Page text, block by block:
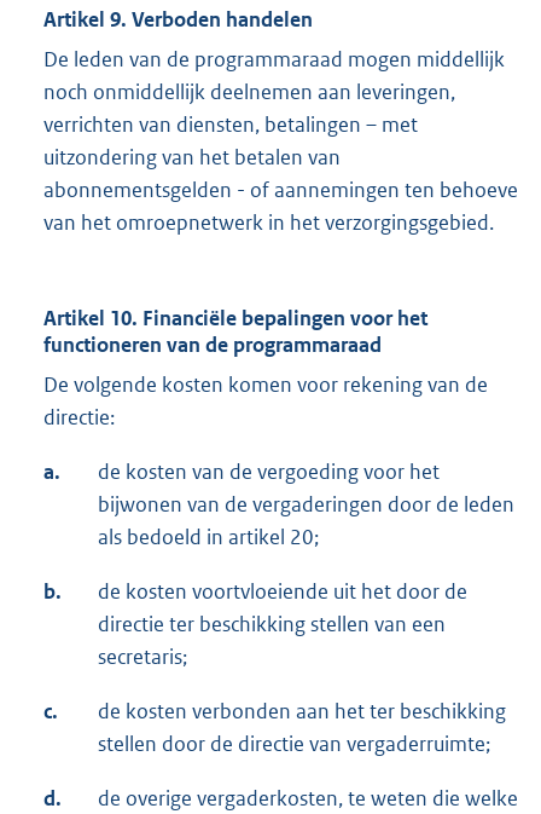
Artikel 9. Verboden handelen
De leden van de programmaraad mogen middellijk
noch onmiddellijk deelnemen aan leveringen,
verrichten van diensten, betalingen – met
uitzondering van het betalen van
abonnementsgelden - of aannemingen ten behoeve
van het omroepnetwerk in het verzorgingsgebied.
Artikel 10. Financiële bepalingen voor het
functioneren van de programmaraad
De volgende kosten komen voor rekening van de
directie:
a.
de kosten van de vergoeding voor het
bijwonen van de vergaderingen door de leden
als bedoeld in artikel 20;
b.
de kosten voortvloeiende uit het door de
directie ter beschikking stellen van een
secretaris;
c.
de kosten verbonden aan het ter beschikking
stellen door de directie van vergaderruimte;
d.
de overige vergaderkosten, te weten die welke